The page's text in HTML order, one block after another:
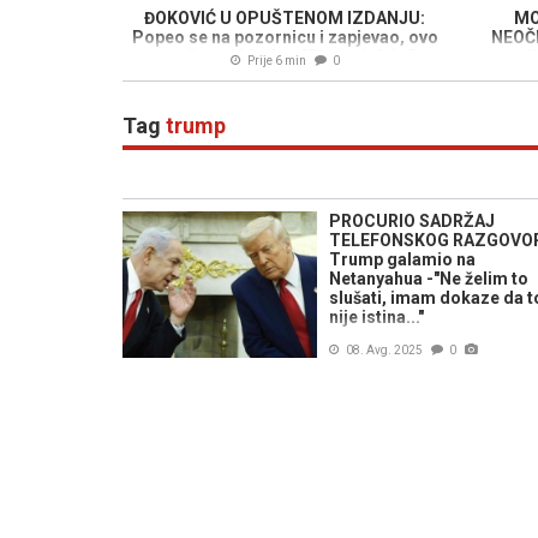
ĐOKOVIĆ U OPUŠTENOM IZDANJU:
Popeo se na pozornicu i zapjevao, ovo
se nije očekivalo - "Pivo mi daj..."
Prije 6 min 0
Tag trump
PROCURIO SADRŽAJ
TELEFONSKOG
Trump galamio na
Netanyahua -"Ne želim to
slušati, imam dokaze da
nije istina..."
08. Avg. 2025 0